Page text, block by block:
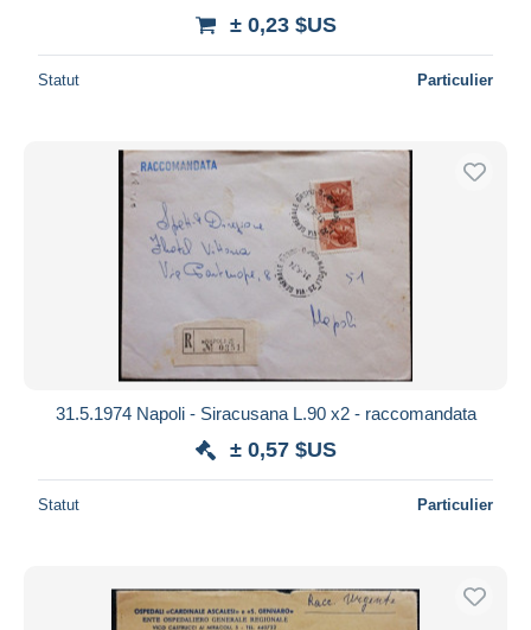
± 0,23 $US
Statut Particulier
31.5.1974 Napoli - Siracusana L.90 x2 - raccomandata
± 0,57 $US
Statut Particulier